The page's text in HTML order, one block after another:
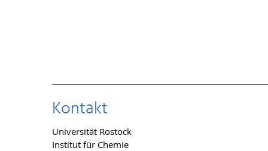
Kontakt
Universität Rostock
Institut für Chemie